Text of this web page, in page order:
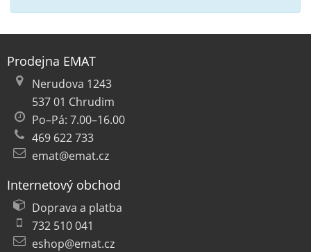
Prodejna EMAT
Nerudova 1243
537 01 Chrudim
Po–Pá: 7.00–16.00
469 622 733
emat@emat.cz
Internetový obchod
Doprava a platba
732 510 041
eshop@emat.cz